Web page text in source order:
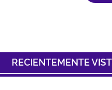
RECIENTEMENTE